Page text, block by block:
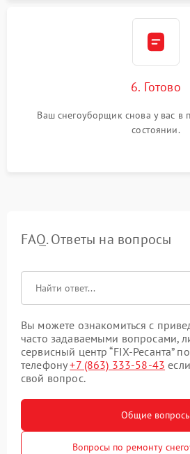
6. Готово
Ваш снегоуборщик снова у вас в
состоянии.
FAQ. Ответы на вопросы
Вы можете ознакомиться с
часто задаваемыми вопросами,
сервисный центр “FIX-Ресанта”
телефону+7 (863) 333-58-43
свой вопрос.
Общие
Вопросы по ремонту